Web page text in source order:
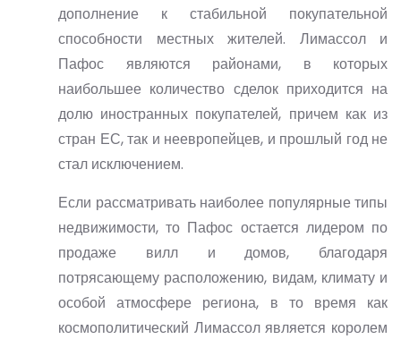
дополнение к стабильной покупательной
способности местных жителей. Лимассол и
Пафос являются районами, в которых
наибольшее количество сделок приходится на
долю иностранных покупателей, причем как из
стран ЕС, так и неевропейцев, и прошлый год не
стал исключением.
Если рассматривать наиболее популярные типы
недвижимости, то Пафос остается лидером по
продаже вилл и домов, благодаря
потрясающему расположению, видам, климату и
особой атмосфере региона, в то время как
космополитический Лимассол является королем